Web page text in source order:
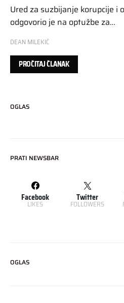
Ured za suzbijanje korupcije i
odgovorio je na optužbe za…
DEAN MILEKIĆ
PROČITAJ ČLANAK
OGLAS
PRATI NEWSBAR
Facebook
LIKES
Twitter
FOLLOWERS
OGLAS